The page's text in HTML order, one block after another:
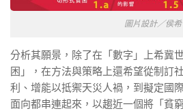
圖片設計／侯希
分析其願景，除了在「數字」上希冀
困」，在方法與策略上還希望從制訂
利、增能以抵禦天災人禍，到擬定國
面向都串連起來，以趨近一個將「貧